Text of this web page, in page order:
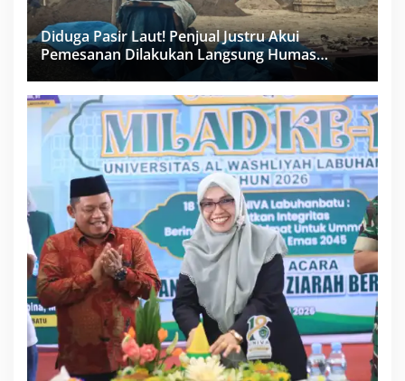
Diduga Pasir Laut! Penjual Justru Akui
Pemesanan Dilakukan Langsung Humas